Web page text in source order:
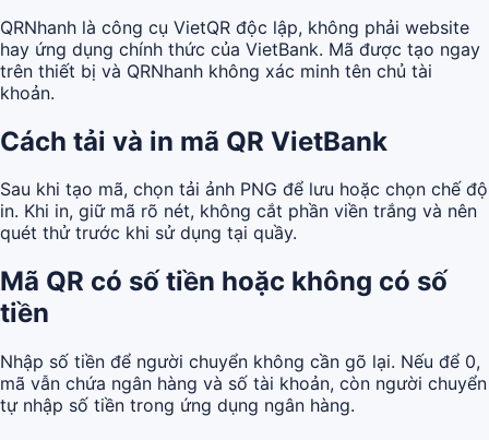
QRNhanh là công cụ VietQR độc lập, không phải website
hay ứng dụng chính thức của VietBank. Mã được tạo ngay
trên thiết bị và QRNhanh không xác minh tên chủ tài
khoản.
Cách tải và in mã QR VietBank
Sau khi tạo mã, chọn tải ảnh PNG để lưu hoặc chọn chế độ
in. Khi in, giữ mã rõ nét, không cắt phần viền trắng và nên
quét thử trước khi sử dụng tại quầy.
Mã QR có số tiền hoặc không có số
tiền
Nhập số tiền để người chuyển không cần gõ lại. Nếu để 0,
mã vẫn chứa ngân hàng và số tài khoản, còn người chuyển
tự nhập số tiền trong ứng dụng ngân hàng.